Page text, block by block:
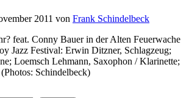
2011 von Frank Schindelbeck
feat. Conny Bauer in der Alten Feuerwache
Jazz Festival: Erwin Ditzner, Schlagzeug;
Loemsch Lehmann, Saxophon / Klarinette;
Schindelbeck)